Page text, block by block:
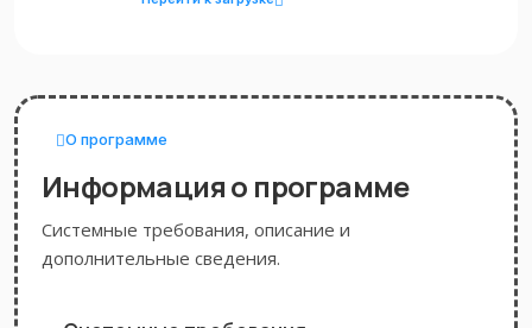
О программе
Информация о программе
Системные требования, описание и
дополнительные сведения.